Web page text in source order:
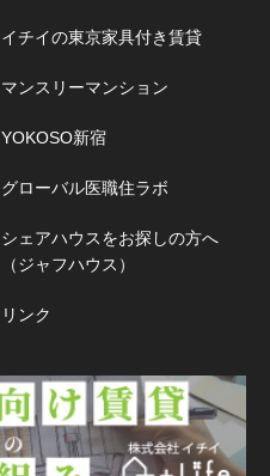
イチイの東京家具付き賃貸
マンスリーマンション
YOKOSO新宿
グローバル医職住ラボ
シェアハウスをお探しの方へ
（ジャフハウス）
リンク